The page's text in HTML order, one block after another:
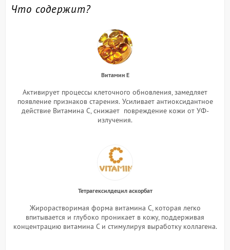
Что содержит?
Витамин Е
Активирует процессы клеточного обновления, замедляет
появление признаков старения. Усиливает антиоксидантное
действие Витамина С, снижает повреждение кожи от УФ-
излучения.
Тетрагексилдецил аскорбат
Жирорастворимая форма витамина С, которая легко
впитывается и глубоко проникает в кожу, поддерживая
концентрацию витамина С и стимулируя выработку коллагена.